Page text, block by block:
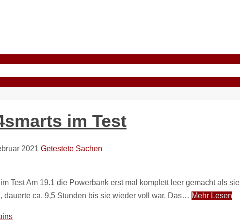
im Test
2021 Getestete Sachen
Test Am 19.1 die Powerbank erst mal komplett leer gemacht als sie
dauerte ca. 9,5 Stunden bis sie wieder voll war. Das… Mehr Lesen